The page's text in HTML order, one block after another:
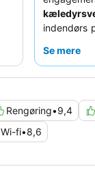
indendørs
Se mere
Rengøring•9,4
Wi-fi•8,6